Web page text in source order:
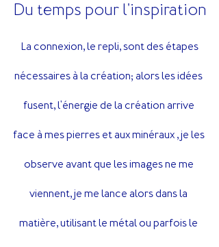
Du temps pour l'inspiration
nécessaires à la création; alors les idées
fusent, l'énergie de la création arrive
face à mes pierres et aux minéraux , je les
observe avant que les images ne me
viennent, je me lance alors dans la
matière, utilisant le métal ou parfois le